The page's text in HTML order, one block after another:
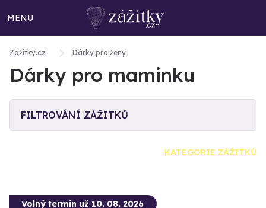
MENU
Zážitky.cz Dárky pro ženy
Dárky pro maminku
FILTROVÁNÍ ZÁŽITKŮ
KATEGORIE ZÁŽITKŮ
Volný termín už 10. 08. 2026